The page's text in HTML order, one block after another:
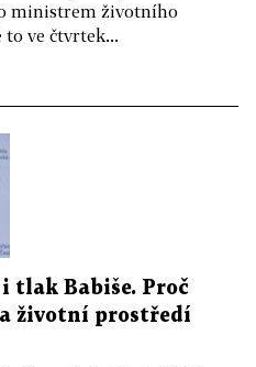
ministrem životního
to ve čtvrtek...
tlak Babiše. Proč
životní prostředí